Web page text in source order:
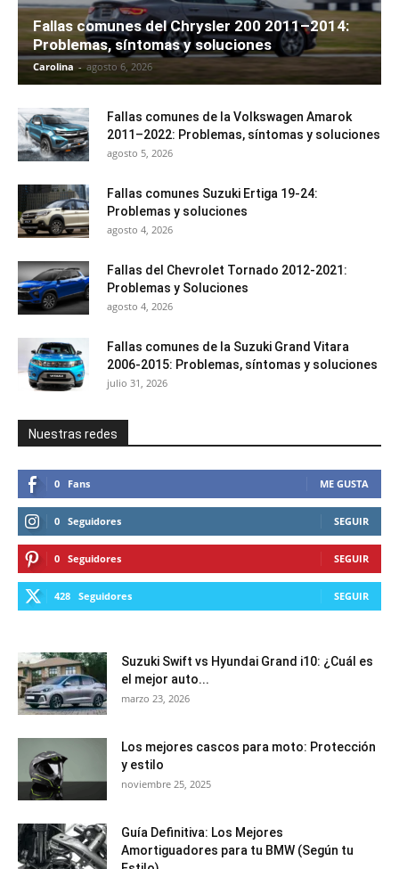
Fallas comunes del Chrysler 200 2011–2014:
Problemas, síntomas y soluciones
Carolina - agosto 6, 2026
Fallas comunes de la Volkswagen Amarok
2011–2022: Problemas, síntomas y soluciones
agosto 5, 2026
Fallas comunes Suzuki Ertiga 19-24:
Problemas y soluciones
agosto 4, 2026
Fallas del Chevrolet Tornado 2012-2021:
Problemas y Soluciones
agosto 4, 2026
Fallas comunes de la Suzuki Grand Vitara
2006-2015: Problemas, síntomas y soluciones
julio 31, 2026
Nuestras redes
0 Fans ME GUSTA
0 Seguidores SEGUIR
0 Seguidores SEGUIR
428 Seguidores SEGUIR
Suzuki Swift vs Hyundai Grand i10: ¿Cuál es
el mejor auto...
marzo 23, 2026
Los mejores cascos para moto: Protección
y estilo
noviembre 25, 2025
Guía Definitiva: Los Mejores
Amortiguadores para tu BMW (Según tu